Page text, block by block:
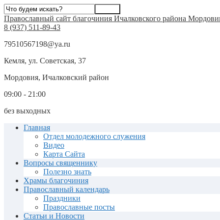
Православный сайт благочиния Ичалковского района
8 (937) 511-89-43
79510567198@ya.ru
Кемля, ул. Советская, 37
Мордовия, Ичалковский район
09:00 - 21:00
без выходных
Главная
Отдел молодежного служения
Видео
Карта Сайта
Вопросы священнику
Полезно знать
Храмы благочиния
Православный календарь
Праздники
Православные посты
Статьи и Новости